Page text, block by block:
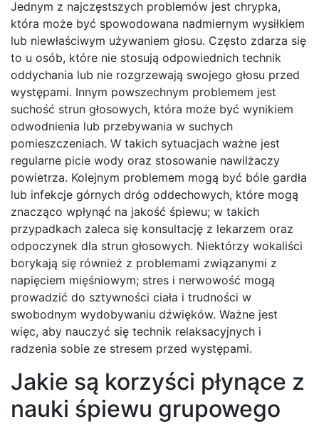
Jednym z najczęstszych problemów jest chrypka,
która może być spowodowana nadmiernym wysiłkiem
lub niewłaściwym używaniem głosu. Często zdarza się
to u osób, które nie stosują odpowiednich technik
oddychania lub nie rozgrzewają swojego głosu przed
występami. Innym powszechnym problemem jest
suchość strun głosowych, która może być wynikiem
odwodnienia lub przebywania w suchych
pomieszczeniach. W takich sytuacjach ważne jest
regularne picie wody oraz stosowanie nawilżaczy
powietrza. Kolejnym problemem mogą być bóle gardła
lub infekcje górnych dróg oddechowych, które mogą
znacząco wpłynąć na jakość śpiewu; w takich
przypadkach zaleca się konsultację z lekarzem oraz
odpoczynek dla strun głosowych. Niektórzy wokaliści
borykają się również z problemami związanymi z
napięciem mięśniowym; stres i nerwowość mogą
prowadzić do sztywności ciała i trudności w
swobodnym wydobywaniu dźwięków. Ważne jest
więc, aby nauczyć się technik relaksacyjnych i
radzenia sobie ze stresem przed występami.
Jakie są korzyści płynące z
nauki śpiewu grupowego